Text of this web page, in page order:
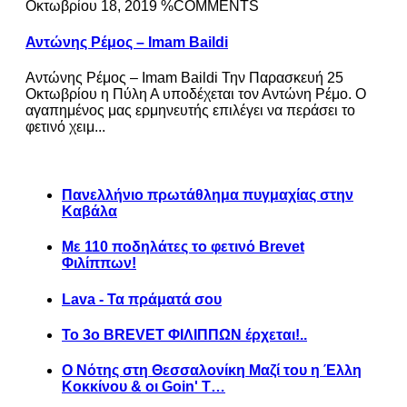
Οκτωβρίου 18, 2019 %COMMENTS
Αντώνης Ρέμος – Imam Baildi
Αντώνης Ρέμος – Imam Baildi Την Παρασκευή 25
Οκτωβρίου η Πύλη Α υποδέχεται τον Αντώνη Ρέμο. Ο
αγαπημένος μας ερμηνευτής επιλέγει να περάσει το
φετινό χειμ...
Πανελλήνιο πρωτάθλημα πυγμαχίας στην
Καβάλα
Με 110 ποδηλάτες το φετινό Brevet
Φιλίππων!
Lava - Τα πράματά σου
Το 3ο BREVET ΦΙΛΙΠΠΩΝ έρχεται!..
Ο Νότης στη Θεσσαλονίκη Μαζί του η Έλλη
Κοκκίνου & οι Goin' T…